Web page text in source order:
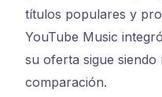
títulos populares y
YouTube Music
su oferta sigue siendo
comparación.